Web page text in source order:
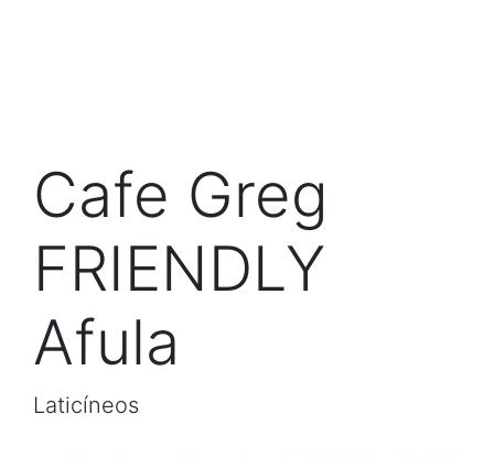
Cafe Greg
FRIENDLY
Afula
Laticíneos